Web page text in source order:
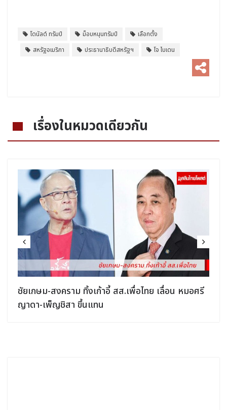
โดนัลด์ ทรัมป์ ม็อบหนุนทรัมป์
เลือกตั้ง
สหรัฐอเมริกา
ประธานาธิบดีสหรัฐฯ โจ ไบเดน
เรื่องในหมวดเดียวกัน
ชัยเกษม-สงคราม ทิ้งเก้าอี้ สส.เพื่อไทย เลื่อน หมอศรี
ญาดา-เพ็ญชิสา ขึ้นแทน